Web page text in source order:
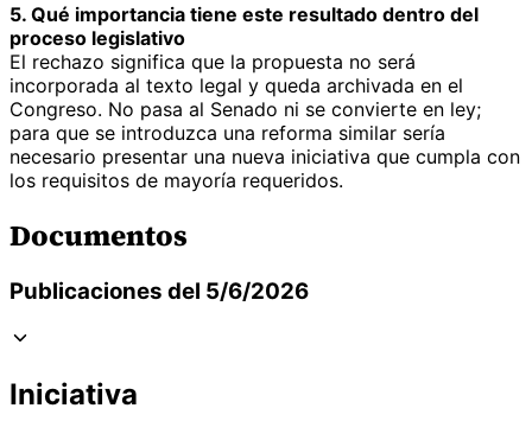
5. Qué importancia tiene este resultado dentro del
proceso legislativo
El rechazo significa que la propuesta no será
incorporada al texto legal y queda archivada en el
Congreso. No pasa al Senado ni se convierte en ley;
para que se introduzca una reforma similar sería
necesario presentar una nueva iniciativa que cumpla con
los requisitos de mayoría requeridos.
Documentos
Publicaciones del 5/6/2026
Iniciativa